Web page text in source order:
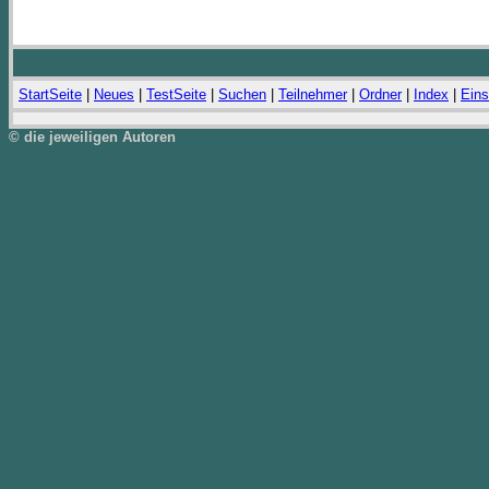
StartSeite Neues TestSeite Suchen Teilnehmer| Ordner| Index
© die jeweiligen Autoren